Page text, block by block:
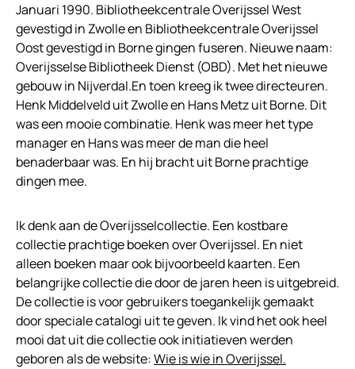
Januari 1990. Bibliotheekcentrale Overijssel West
gevestigd in Zwolle en Bibliotheekcentrale Overijssel
Oost gevestigd in Borne gingen fuseren. Nieuwe naam:
Overijsselse Bibliotheek Dienst (OBD). Met het nieuwe
gebouw in Nijverdal.En toen kreeg ik twee directeuren.
Henk Middelveld uit Zwolle en Hans Metz uit Borne. Dit
was een mooie combinatie. Henk was meer het type
manager en Hans was meer de man die heel
benaderbaar was. En hij bracht uit Borne prachtige
dingen mee.
Ik denk aan de Overijsselcollectie. Een kostbare
collectie prachtige boeken over Overijssel. En niet
alleen boeken maar ook bijvoorbeeld kaarten. Een
belangrijke collectie die door de jaren heen is uitgebreid.
De collectie is voor gebruikers toegankelijk gemaakt
door speciale catalogi uit te geven. Ik vind het ook heel
mooi dat uit die collectie ook initiatieven werden
geboren als de website:Wie is wie in Overijssel.